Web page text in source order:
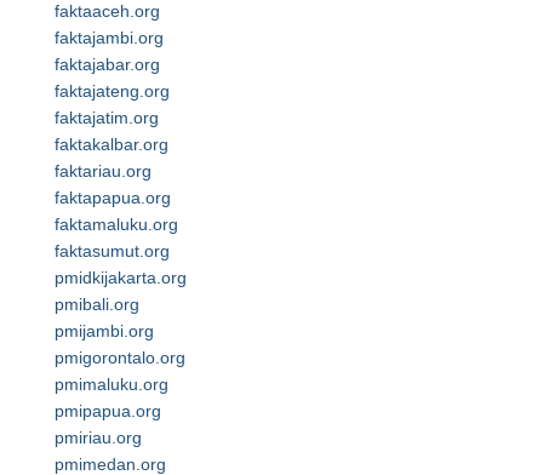
faktaaceh.org
faktajambi.org
faktajabar.org
faktajateng.org
faktajatim.org
faktakalbar.org
faktariau.org
faktapapua.org
faktamaluku.org
faktasumut.org
pmidkijakarta.org
pmibali.org
pmijambi.org
pmigorontalo.org
pmimaluku.org
pmipapua.org
pmiriau.org
pmimedan.org